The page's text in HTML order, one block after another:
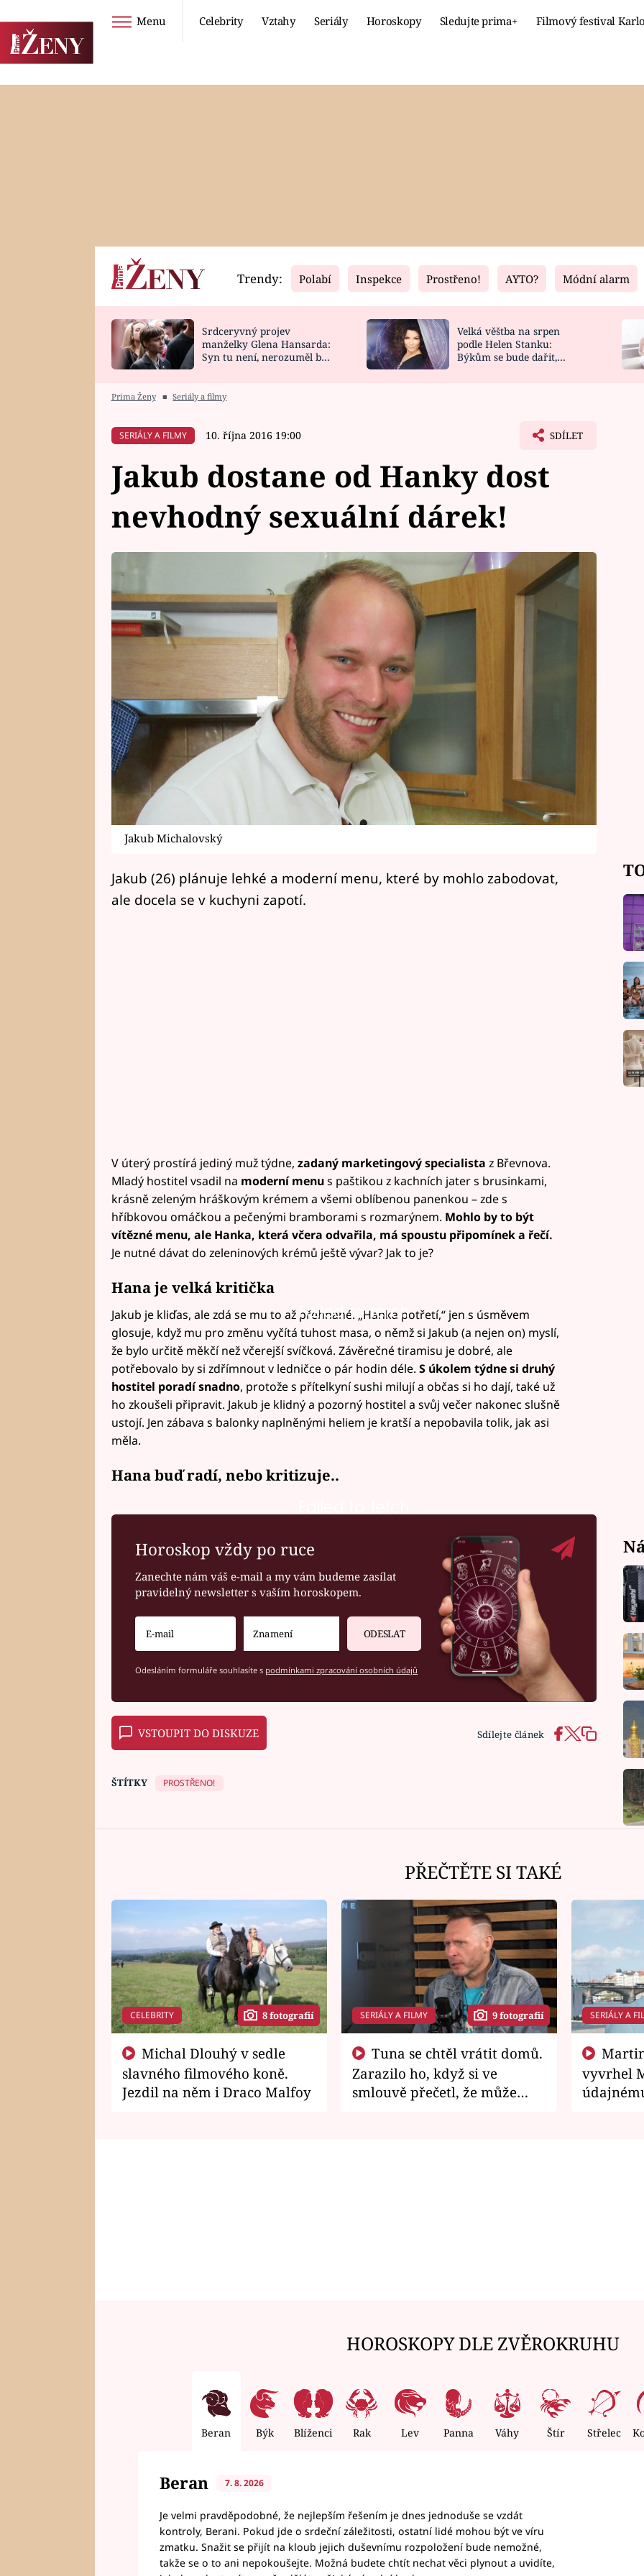
Menu Celebrity Vztahy Seriály Horoskopy Sledujte prima+ Filmový festival
Horoskopy
HOROSKOP NA
Video
CELEBRITY
VAŘENÍ
Fresh
NOVINKY
VIDEORECEPTY
Living
DESIGN
Trendy: Polabí Inspekce Prostřeno! AYTO? Módní alarm
Srdceryvný projev
manželky Glena Hansarda:
Syn tu není, nerozuměl by
Velká věštba na srpen
podle Helen Stanku:
Býkům se bude dařit,
Prima Ženy ■ Seriály a filmy
SERIÁLY A FILMY 10. října 2016 19:00 SDÍLET
Jakub dostane od Hanky dost
nevhodný sexuální dárek!
Jakub Michalovský
Jakub (26) plánuje lehké a moderní menu, které by mohlo zabodovat,
ale docela se v kuchyni zapotí.
V úterý prostírá jediný muž týdne, zadaný marketingový specialista z Břevnova.
Mladý hostitel vsadil na moderní menus paštikou z kachních jater s brusinkami,
krásně zeleným hráškovým krémem a všemi oblíbenou panenkou – zde s
hříbkovou omáčkou a pečenými bramborami s rozmarýnem. Mohlo by to být
vítězné menu, ale Hanka, která včera odvařila, má spoustu připomínek a řečí.
Je nutné dávat do zeleninových krémů ještě vývar? Jak to je?
Hana je velká kritička
Failed to fetch
Jakub je kliďas, ale zdá se mu to až přehnané. „Hanka potřetí,“ jen s úsměvem
glosuje, když mu pro změnu vyčítá tuhost masa, o němž si Jakub (a nejen on) myslí,
že bylo určitě měkčí než včerejší svíčková. Závěrečné tiramisu je dobré, ale
potřebovalo by si zdřímnout v ledničce o pár hodin déle. S úkolem týdne si druhý
hostitel poradí snadno, protože s přítelkyní sushi milují a občas si ho dají, také už
ho zkoušeli připravit. Jakub je klidný a pozorný hostitel a svůj večer nakonec slušně
ustojí. Jen zábava s balonky naplněnými heliem je kratší a nepobavila tolik, jak asi
měla.
Hana buď radí, nebo kritizuje..
Horoskop vždy po ruce
Zanechte nám váš e-mail a my vám budeme zasílat
pravidelný newsletter s vaším horoskopem.
ODESLAT
Odesláním formuláře souhlasíte s podmínkami zpracování osobních údajů
VSTOUPIT DO DISKUZE Sdílejte článek
ŠTÍTKY PROSTŘENO!
PŘEČTĚTE SI TAKÉ
CELEBRITY 8 fotografií
slavného filmového koně.
Jezdil na něm i Draco Malfoy
SERIÁLY A FILMY 9 fotografií
Zarazilo ho, když si ve
smlouvě přečetl, že může
SERIÁLY A
vyvrhel
HOROSKOPY DLE ZVĚROKRUHU
Beran Býk Blíženci Rak Lev Panna Váhy Štír Střelec
Beran 7. 8. 2026
Je velmi pravděpodobné, že nejlepším řešením je dnes jednoduše se vzdát
kontroly, Berani. Pokud jde o srdeční záležitosti, ostatní lidé mohou být ve víru
zmatku. Snažit se přijít na kloub jejich duševnímu rozpoložení bude nemožné,
takže se o to ani nepokoušejte. Možná budete chtít nechat věci plynout a uvidíte,